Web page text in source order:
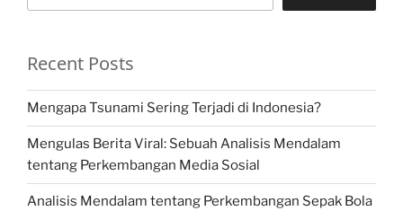
Recent Posts
Mengapa Tsunami Sering Terjadi di Indonesia?
Mengulas Berita Viral: Sebuah Analisis Mendalam
tentang Perkembangan Media Sosial
Analisis Mendalam tentang Perkembangan Sepak Bola